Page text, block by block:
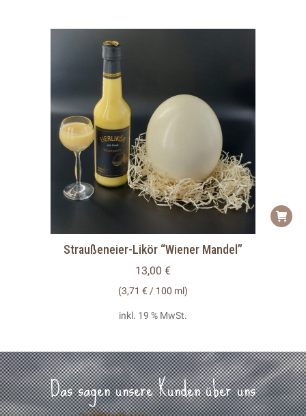
Straußeneier-Likör “Wiener Mandel”
13,00 €
(3,71 € / 100 ml)
inkl. 19 % MwSt.
Das sagen unsere Kunden über uns